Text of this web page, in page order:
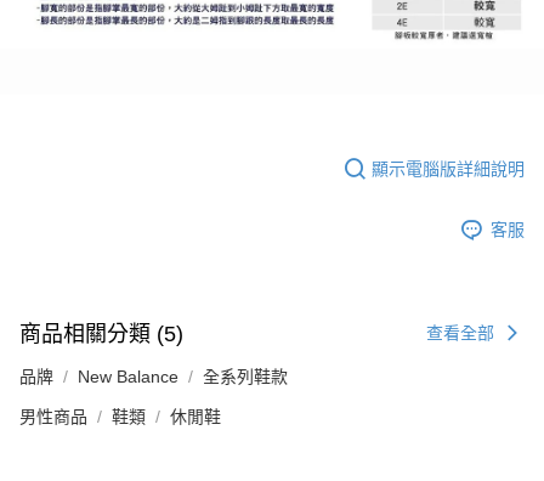
顯示電腦版詳細說明
客服
商品相關分類 (5) 查看全部
品牌 New Balance 全系列鞋款
男性商品 鞋類 休閒鞋